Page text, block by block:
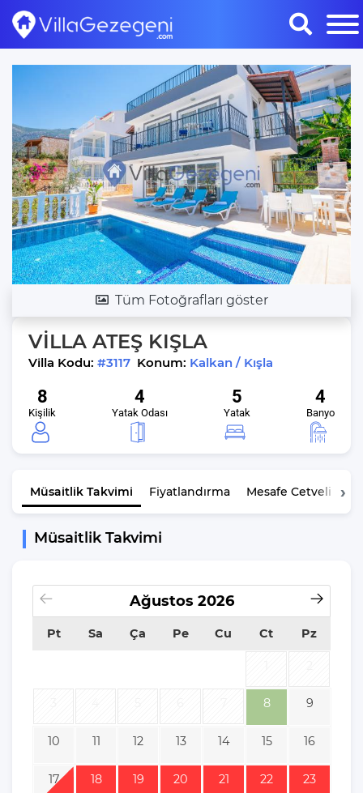
Tüm Fotoğrafları göster
VİLLA ATEŞ KIŞLA
Villa Kodu: #3117 Konum: Kalkan / Kışla
8
Kişilik
4
Yatak Odası
5
Yatak
4
Banyo
Müsaitlik Takvimi Fiyatlandırma Mesafe Cetveli
Müsaitlik Takvimi
Ağustos 2026
Pt Sa Ça Pe Cu Ct Pz
8 9
10 11 12 13 14 15 16
17 18 19 20 21 22 23